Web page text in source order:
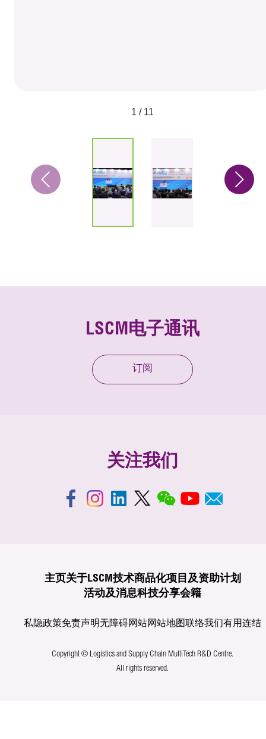
1 / 11
LSCM电子通讯
订阅
关注我们
主页关于LSCM技术商品化项目及资助计划
活动及消息科技分享会籍
私隐政策免责声明无障碍网站网站地图联络我们有用连结
Copyright © Logistics and Supply Chain MultiTech R&D Centre.
All rights reserved.